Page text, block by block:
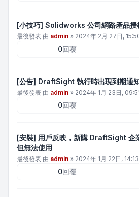
[小技巧] Solidworks 公司網路產品授
最後發表 由 admin » 2024年 2月 27日,
0回覆
[公告] DraftSight 執行時出現到期通
最後發表 由 admin » 2024年 1月 23日,
0回覆
[安裝] 用戶反映，新購 DraftSight 企
但無法使用
最後發表 由 admin » 2024年 1月 22日, 14:13
0回覆